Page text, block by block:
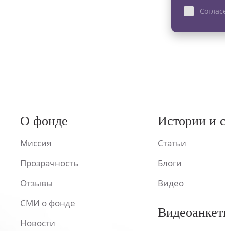
О фонде
Миссия
Прозрачность
Отзывы
СМИ о фонде
Новости
Истории и
Статьи
Блоги
Видео